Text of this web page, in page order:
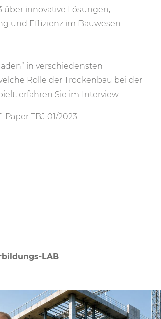
über innovative Lösungen,
und Effizienz im Bauwesen
in verschiedensten
Rolle der Trockenbau bei der
erfahren Sie im Interview.
Paper TBJ 01/2023
LAB